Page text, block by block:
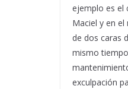
ejemplo es el
Maciel y en
de dos caras
mismo
exculpación